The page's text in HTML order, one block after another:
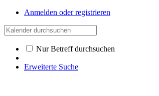
Anmelden oder registrieren
Nur Betreff durchsuchen
Erweiterte Suche